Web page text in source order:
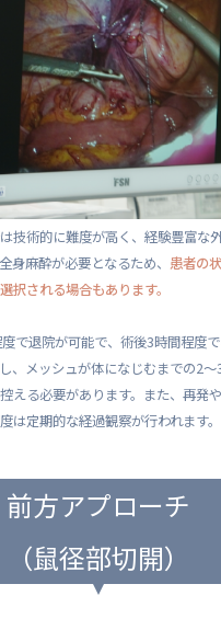
技術的に難度が高く、経験豊富な
身麻酔が必要となるため、 患者の
択される場合もあります。
で退院が可能で、術後3時間程度
、メッシュが体になじむまでの2
える必要があります。また、再発
は定期的な経過観察が行われます。
前方アプローチ
（鼠径部切開）